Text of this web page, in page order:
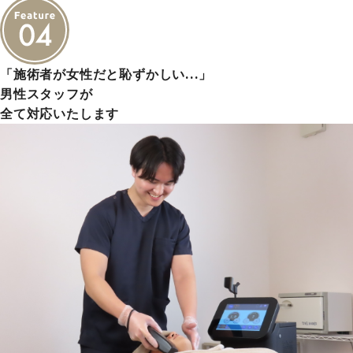
「施術者が女性だと恥ずかしい…」
男性スタッフが
全て対応いたします